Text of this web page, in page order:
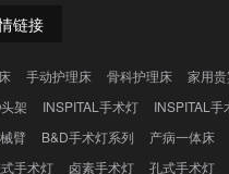
链接
手动护理床 骨科护理床 家用
架 INSPITAL手术灯 INSPITAL手
臂 B&D手术灯系列 产病一体床
手术灯 卤素手术灯 孔式手术灯